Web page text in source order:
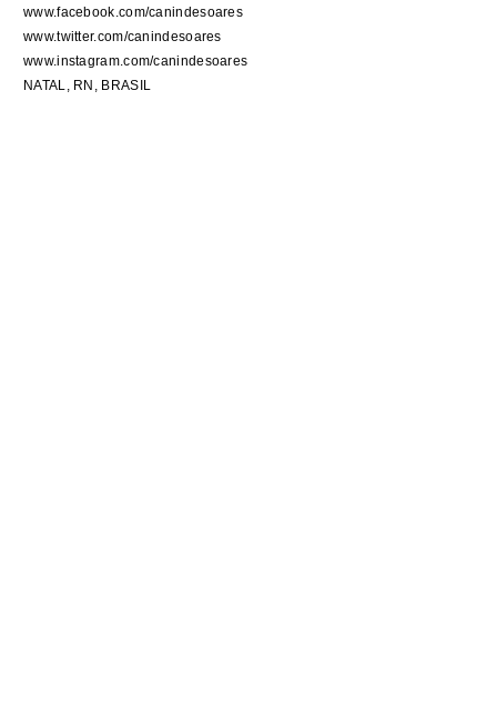
www.facebook.com/canindesoares
www.twitter.com/canindesoares
www.instagram.com/canindesoares
NATAL, RN, BRASIL